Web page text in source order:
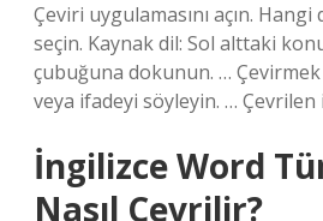
Çeviri uygulamasını açın.
seçin. Kaynak dil: Sol alttaki
çubuğuna dokunun. …
veya ifadeyi söyleyin. …
İngilizce Word
Nasıl Çevrilir?